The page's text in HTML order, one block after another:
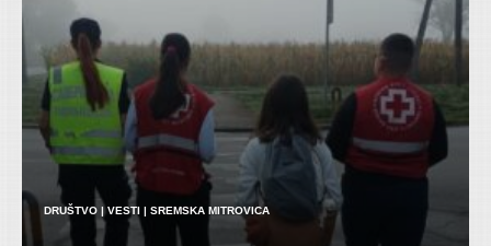
DRUŠTVO | VESTI | SREMSKA MITROVICA